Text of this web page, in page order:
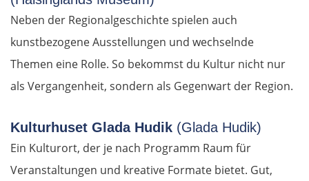
Neben der Regionalgeschichte spielen auch
kunstbezogene Ausstellungen und wechselnde
Themen eine Rolle. So bekommst du Kultur nicht nur
als Vergangenheit, sondern als Gegenwart der Region.
Kulturhuset Glada Hudik (Glada Hudik)
Ein Kulturort, der je nach Programm Raum für
Veranstaltungen und kreative Formate bietet. Gut,
Mohács
Kroatien
Osijek
Varaždin